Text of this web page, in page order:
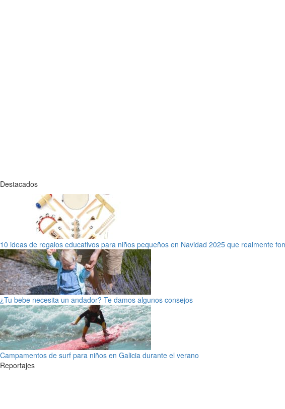
Destacados
10 ideas de regalos educativos para niños pequeños en Navidad 2025 que realmente
¿Tu bebe necesita un andador? Te damos algunos consejos
Campamentos de surf para niños en Galicia durante el verano
Reportajes